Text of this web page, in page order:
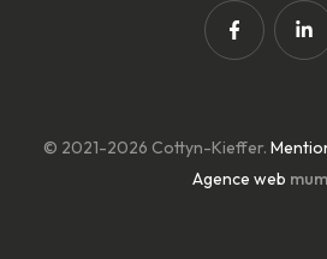
© 2021-2026 Cottyn-Kieffer.
Agence web